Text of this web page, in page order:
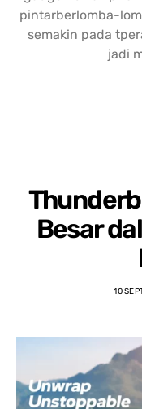
pintarberlomba-
semakin pada
jadi
Besar
10